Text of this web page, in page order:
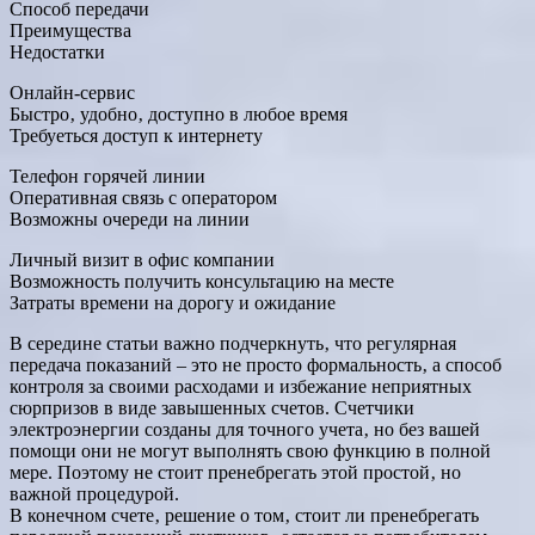
Способ передачи
Преимущества
Недостатки
Онлайн-сервис
Быстро‚ удобно‚ доступно в любое время
Требуеться доступ к интернету
Телефон горячей линии
Оперативная связь с оператором
Возможны очереди на линии
Личный визит в офис компании
Возможность получить консультацию на месте
Затраты времени на дорогу и ожидание
В середине статьи важно подчеркнуть‚ что регулярная
передача показаний – это не просто формальность‚ а способ
контроля за своими расходами и избежание неприятных
сюрпризов в виде завышенных счетов. Счетчики
электроэнергии созданы для точного учета‚ но без вашей
помощи они не могут выполнять свою функцию в полной
мере. Поэтому не стоит пренебрегать этой простой‚ но
важной процедурой.
В конечном счете‚ решение о том‚ стоит ли пренебрегать